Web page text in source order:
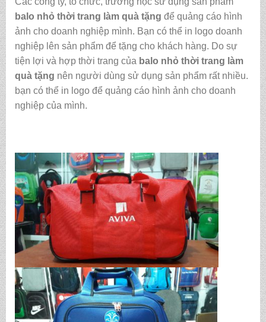
balo nhỏ thời trang làm quà tặng để quảng cáo hình
ảnh cho doanh nghiệp mình. Bạn có thể in logo doanh
nghiệp lên sản phẩm để tặng cho khách hàng. Do sự
tiện lợi và hợp thời trang của balo nhỏ thời trang làm
quà tặng nên người dùng sử dụng sản phẩm rất nhiều.
bạn có thể in logo để quảng cáo hình ảnh cho doanh
nghiệp của mình.